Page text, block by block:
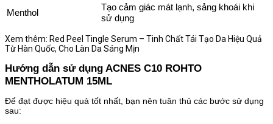
Menthol
Tạo cảm giác mát lạnh, sảng khoái khi
sử dụng
Xem thêm: Red Peel Tingle Serum – Tinh Chất Tái Tạo Da Hiệu Quả
Từ Hàn Quốc, Cho Làn Da Sáng Mịn
Hướng dẫn sử dụng ACNES C10 ROHTO
MENTHOLATUM 15ML
Để đạt được hiệu quả tốt nhất, bạn nên tuân thủ các bước sử dụng
sau: